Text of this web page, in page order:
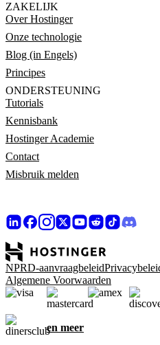
ZAKELIJK
Over Hostinger
Onze technologie
Blog (in Engels)
Principes
ONDERSTEUNING
Tutorials
Kennisbank
Hostinger Academie
Contact
Misbruik melden
NPRD-aanvraagbeleid
Algemene Voorwaarden
en meer